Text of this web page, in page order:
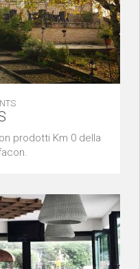
prodotti Km 0 della